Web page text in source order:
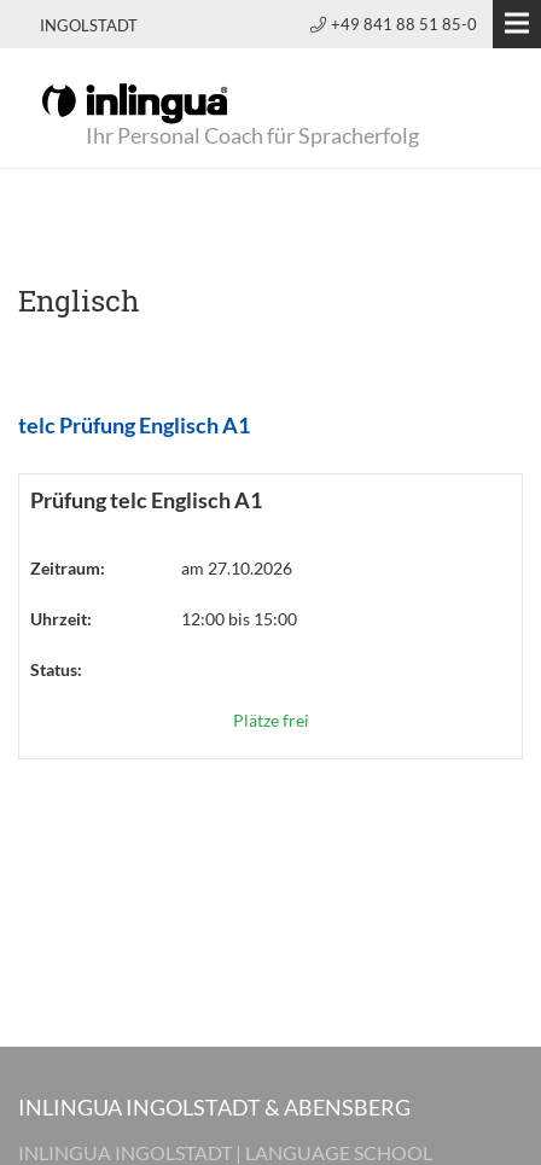
INGOLSTADT +49 841 88 51 85-0
Ihr Personal Coach für Spracherfolg
Englisch
telc Prüfung Englisch A1
Prüfung telc Englisch A1
Zeitraum: am 27.10.2026
Uhrzeit: 12:00 bis 15:00
Status:
Plätze frei
INLINGUA INGOLSTADT & ABENSBERG
INLINGUA INGOLSTADT | LANGUAGE SCHOOL